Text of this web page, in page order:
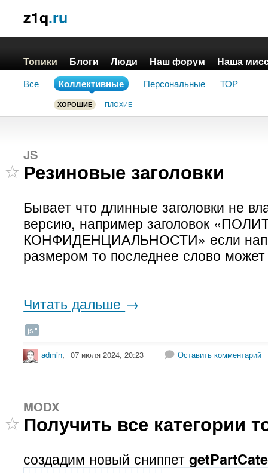
z1q.ru
Топики Блоги Люди Наш форум Наша
Все Коллективные
ХОРОШИЕ ПЛОХИЕ
Персональные TOP
JS
Резиновые заголовки
Бывает что длинные заголовки не
версию, например заголовок
КОНФИДЕНЦИАЛЬНОСТИ» если
размером то последнее слово
Читать дальше →
js
admin, 07 июля 2024, 20:23 Оставить комментарий
MODX
Получить все категории
создадим новый сниппет